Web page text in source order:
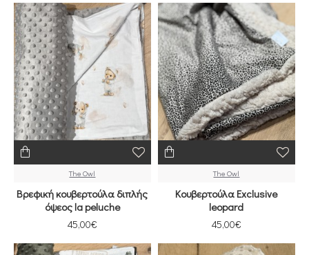
The Owl
Βρεφική κουβερτούλα διπλής
όψεος la peluche
45,00€
The Owl
Κουβερτούλα Exclusive
leopard
45,00€